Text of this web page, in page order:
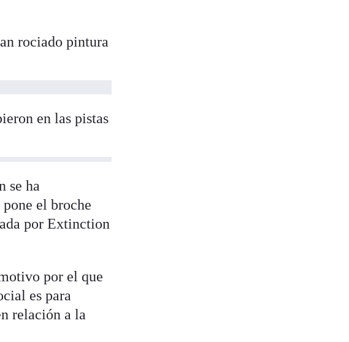
rociado pintura
en las pistas
se ha
el broche
por Extinction
por el que
es para
relación a la